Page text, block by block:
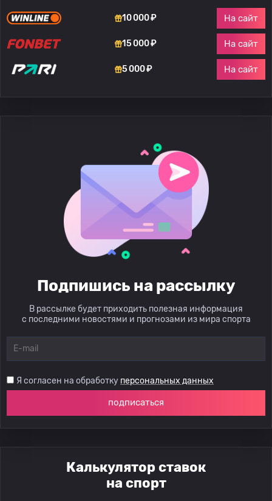
10 000 ₽ На сайт
15 000 ₽ На сайт
5 000 ₽ На сайт
Подпишись на рассылку
В рассылке будет приходить полезная информация
с последними новостями и прогнозами из мира спорта
Я согласен на обработку персональных данных
подписаться
Калькулятор ставок
на спорт